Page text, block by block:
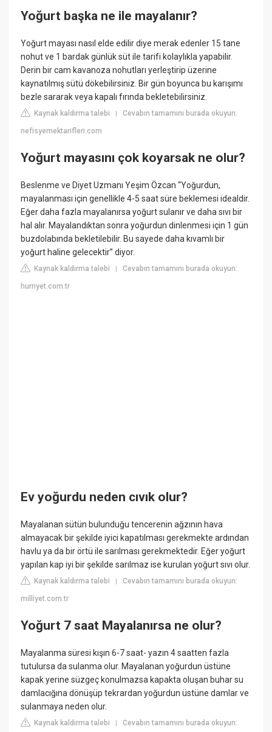
Yoğurt başka ne ile mayalanır?
Yoğurt mayası nasıl elde edilir diye merak edenler 15 tane
nohut ve 1 bardak günlük süt ile tarifi kolaylıkla yapabilir.
Derin bir cam kavanoza nohutları yerleştirip üzerine
kaynatılmış sütü dökebilirsiniz. Bir gün boyunca bu karışımı
bezle sararak veya kapalı fırında bekletebilirsiniz.
Kaynak kaldırma talebi |Cevabın tamamını burada okuyun:
nefisyemektarifleri.com
Yoğurt mayasını çok koyarsak ne olur?
Beslenme ve Diyet Uzmanı Yeşim Özcan “Yoğurdun,
mayalanması için genellikle 4-5 saat süre beklemesi idealdir.
Eğer daha fazla mayalanırsa yoğurt sulanır ve daha sıvı bir
hal alır. Mayalandıktan sonra yoğurdun dinlenmesi için 1 gün
buzdolabında bekletilebilir. Bu sayede daha kıvamlı bir
yoğurt haline gelecektir” diyor.
Kaynak kaldırma talebi |Cevabın tamamını burada okuyun:
hurriyet.com.tr
Ev yoğurdu neden cıvık olur?
Mayalanan sütün bulunduğu tencerenin ağzının hava
almayacak bir şekilde iyici kapatılması gerekmekte ardından
havlu ya da bir örtü ile sarılması gerekmektedir. Eğer yoğurt
yapılan kap iyi bir şekilde sarılmaz ise kurulan yoğurt sıvı olur.
Kaynak kaldırma talebi |Cevabın tamamını burada okuyun:
milliyet.com.tr
Yoğurt 7 saat Mayalanırsa ne olur?
Mayalanma süresi kışın 6-7 saat- yazın 4 saatten fazla
tutulursa da sulanma olur. Mayalanan yoğurdun üstüne
kapak yerine süzgeç konulmazsa kapakta oluşan buhar su
damlacığına dönüşüp tekrardan yoğurdun üstüne damlar ve
sulanmaya neden olur.
Kaynak kaldırma talebi |Cevabın tamamını burada okuyun: